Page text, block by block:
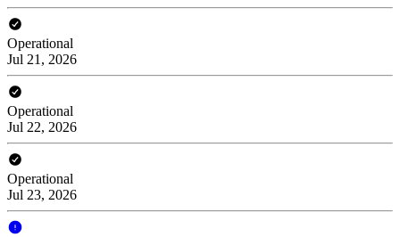
Operational
Jul 21, 2026
Operational
Jul 22, 2026
Operational
Jul 23, 2026